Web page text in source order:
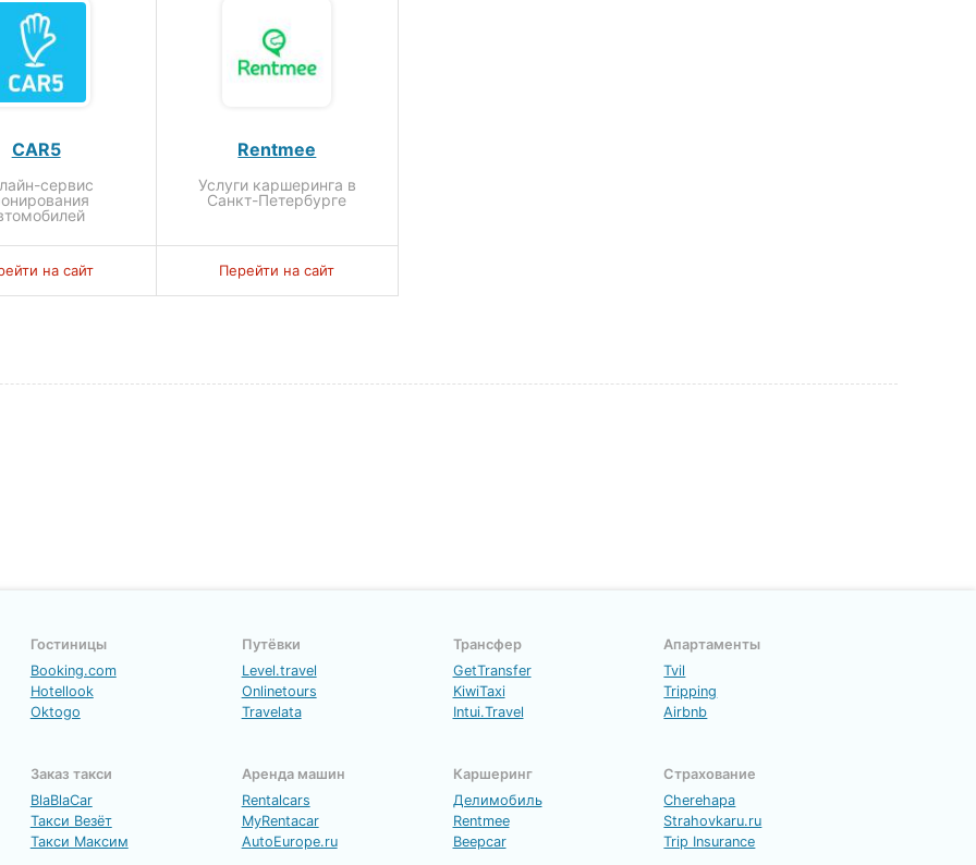
CAR5
сервис
на сайт
Rentmee
Услуги каршеринга в
Санкт-Петербурге
Перейти на сайт
Гостиницы
Booking.com
Hotellook
Oktogo
Путёвки
Level.travel
Onlinetours
Travelata
Трансфер
GetTransfer
KiwiTaxi
Intui.Travel
Апартаменты
Tvil
Tripping
Airbnb
Заказ такси
BlaBlaCar
Такси Везёт
Такси Максим
Аренда машин
Rentalcars
MyRentacar
AutoEurope.ru
Каршеринг
Делимобиль
Rentmee
Beepcar
Страхование
Cherehapa
Strahovkaru.ru
Trip Insurance